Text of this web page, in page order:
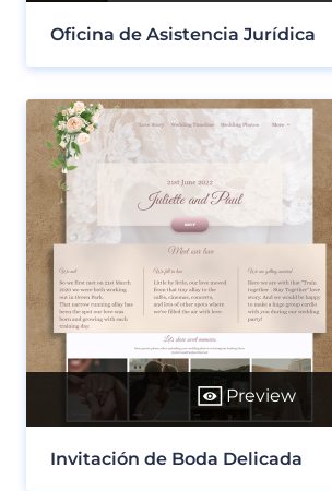
Oficina de Asistencia Jurídica
Preview
Invitación de Boda Delicada